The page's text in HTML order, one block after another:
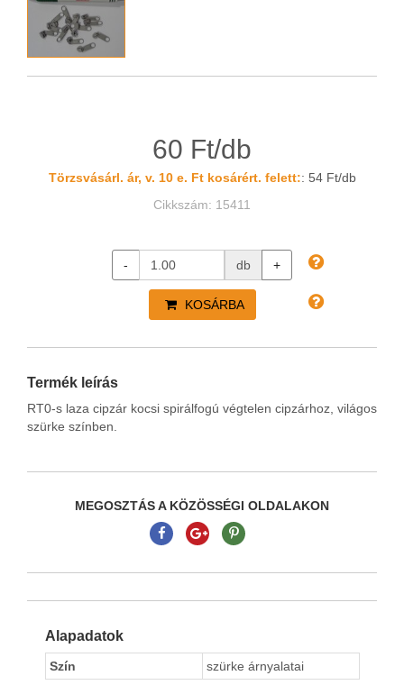
60 Ft/db
Törzsvásárl. ár, v. 10 e. Ft kosárért. felett:: 54 Ft/db
Cikkszám: 15411
- db +
KOSÁRBA
Termék leírás
RT0-s laza cipzár kocsi spirálfogú végtelen cipzárhoz, világos
szürke színben.
MEGOSZTÁS A KÖZÖSSÉGI OLDALAKON
Alapadatok
Szín szürke árnyalatai